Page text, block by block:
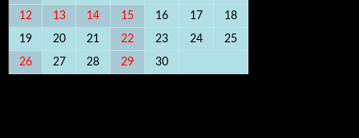
12 13 14 15 16 17 18
19 20 21 22 23 24 25
26 27 28 29 30